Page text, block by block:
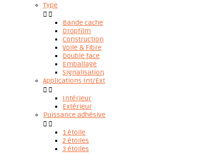
Type
 
Bande cache
Dropfilm
Construction
Voile & Fibre
Double face
Emballage
Signalisation
Applications Int/Ext
 
Intérieur
Extérieur
Puissance adhésive
 
1 étoile
2 étoiles
3 étoiles